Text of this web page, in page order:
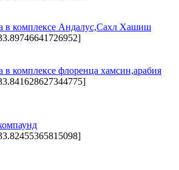
в комплексе Андалус,Сахл Хашиш
в комплексе флоренца хамсин,арабия